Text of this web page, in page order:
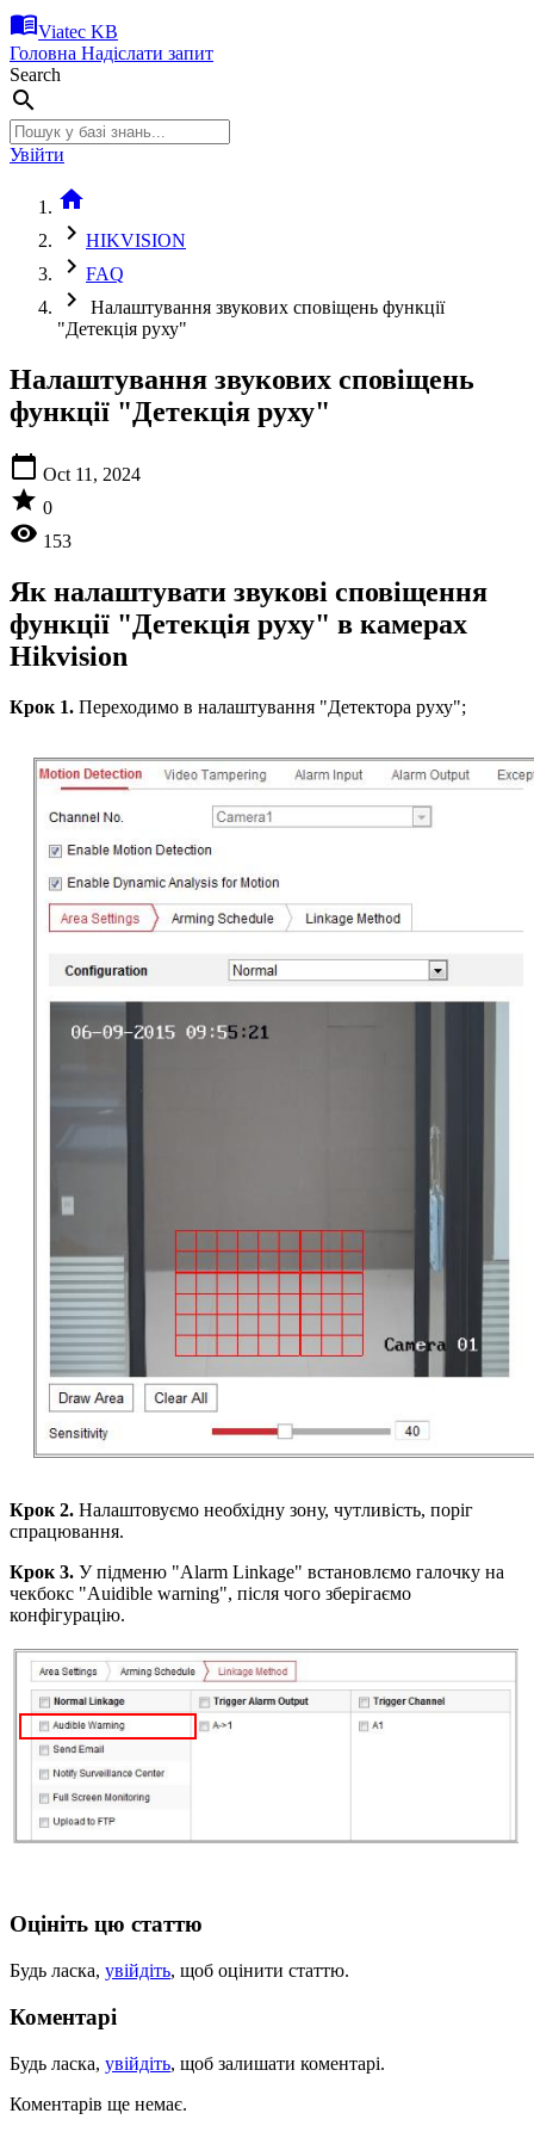
menu_bookViatec KB
Головна Надіслати запит
Search
search
Увійти
home
chevron_right HIKVISION
chevron_right FAQ
chevron_right
Налаштування звукових сповіщень функції
"Детекція руху"
Налаштування звукових сповіщень
функції "Детекція руху"
calendar_today Oct 11, 2024
star 0
visibility 153
Як налаштувати звукові сповіщення
функції "Детекція руху" в камерах
Hikvision
Крок 1. Переходимо в налаштування "Детектора руху";
Крок 2. Налаштовуємо необхідну зону, чутливість, поріг
спрацювання.
Крок 3. У підменю "Alarm Linkage" встановлємо галочку на
чекбокс "Auidible warning", після чого зберігаємо
конфігурацію.
Оцініть цю статтю
Будь ласка, увійдіть, щоб оцінити статтю.
Коментарі
Будь ласка, увійдіть, щоб залишати коментарі.
Коментарів ще немає.